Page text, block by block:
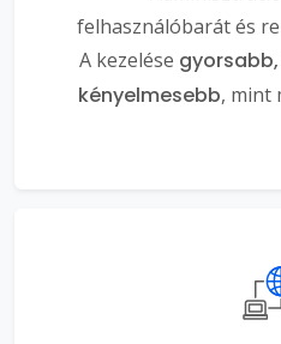
felhasználóbarát és
A kezelése
kényelmesebb, mint